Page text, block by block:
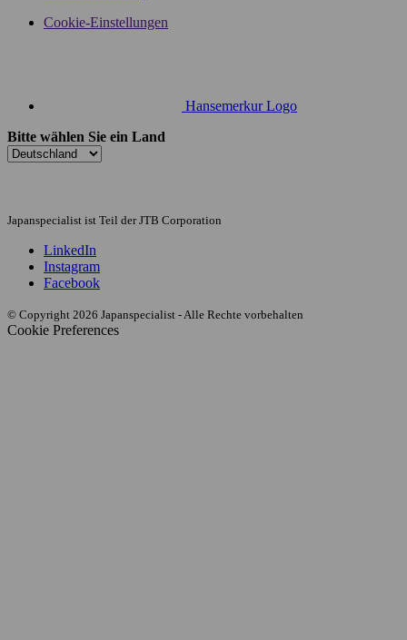
Cookie-Einstellungen
Hansemerkur Logo
Bitte wählen Sie ein Land
Japanspecialist ist Teil der JTB Corporation
LinkedIn
Instagram
Facebook
© Copyright 2026 Japanspecialist - Alle Rechte vorbehalten
Cookie Preferences